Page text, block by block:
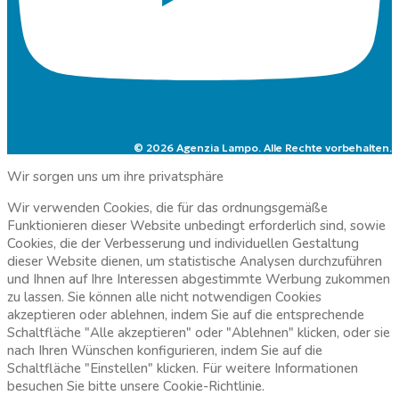
© 2026 Agenzia Lampo. Alle Rechte vorbehalten.
Wir sorgen uns um ihre privatsphäre
Wir verwenden Cookies, die für das ordnungsgemäße
Funktionieren dieser Website unbedingt erforderlich sind, sowie
Cookies, die der Verbesserung und individuellen Gestaltung
dieser Website dienen, um statistische Analysen durchzuführen
und Ihnen auf Ihre Interessen abgestimmte Werbung zukommen
zu lassen. Sie können alle nicht notwendigen Cookies
akzeptieren oder ablehnen, indem Sie auf die entsprechende
Schaltfläche "Alle akzeptieren" oder "Ablehnen" klicken, oder sie
nach Ihren Wünschen konfigurieren, indem Sie auf die
Schaltfläche "Einstellen" klicken. Für weitere Informationen
besuchen Sie bitte unsere Cookie-Richtlinie.